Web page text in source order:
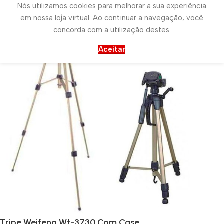
Nós utilizamos cookies para melhorar a sua experiência
em nossa loja virtual. Ao continuar a navegação, você
concorda com a utilização destes.
Aceitar